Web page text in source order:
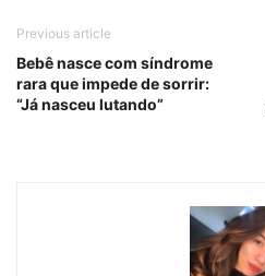
Previous article
Bebê nasce com síndrome
rara que impede de sorrir:
“Já nasceu lutando”